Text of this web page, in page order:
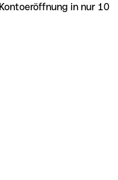
in nur 10